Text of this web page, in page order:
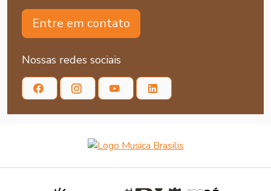
Entre em contato
Nossas redes sociais